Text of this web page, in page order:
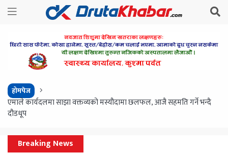
होमपेज
एमाले कार्यदलमा साझा वक्तव्यको मस्यौदामा छलफल, आजै सहमति गर्ने भन्दै
दौडधूप
Breaking News